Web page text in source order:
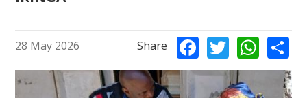
28 May 2026 Share Facebook
Twitter